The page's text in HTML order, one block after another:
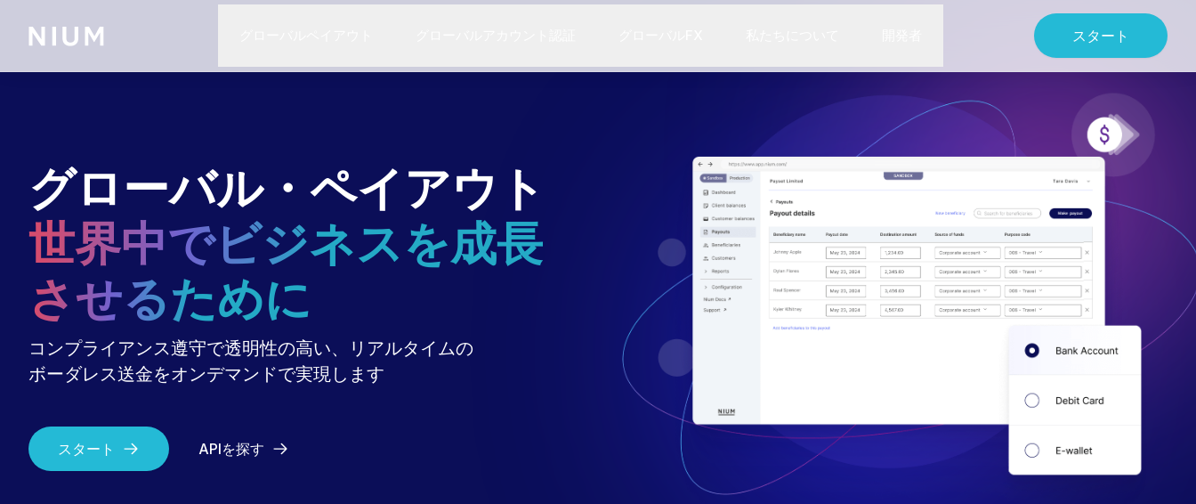
スタート
グローバル・ペイアウト
世界中でビジネスを成長
させるために
コンプライアンス遵守で透明性の高い、リアルタイムの
ボーダレス送金をオンデマンドで実現します